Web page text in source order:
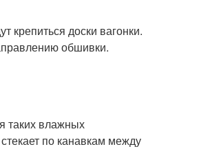
крепиться доски вагонки.
обшивки.
таких влажных
по канавкам между